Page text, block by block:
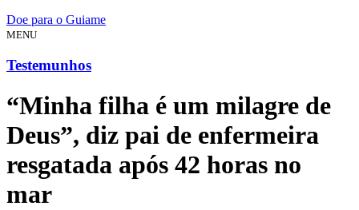
Doe para o Guiame
MENU
Testemunhos
“Minha filha é um milagre de
Deus”, diz pai de enfermeira
resgatada após 42 horas no
mar